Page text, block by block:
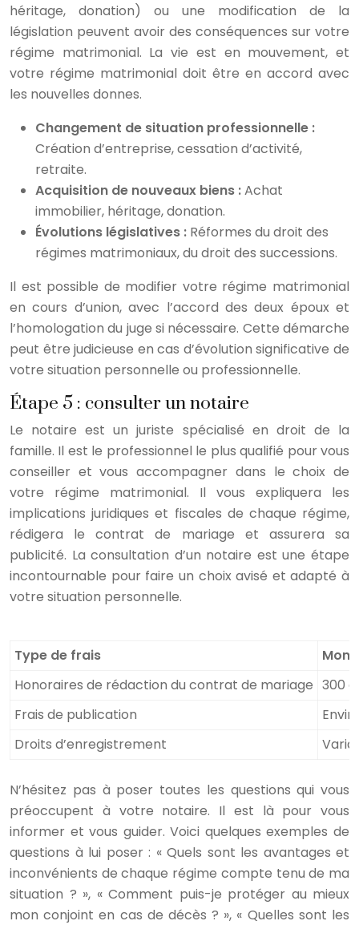
héritage, donation) ou une modification de la
législation peuvent avoir des conséquences sur votre
régime matrimonial. La vie est en mouvement, et
votre régime matrimonial doit être en accord avec
les nouvelles donnes.
Changement de situation professionnelle :
Création d’entreprise, cessation d’activité,
retraite.
Acquisition de nouveaux biens :Achat
immobilier, héritage, donation.
Évolutions législatives : Réformes du droit des
régimes matrimoniaux, du droit des successions.
Il est possible de modifier votre régime matrimonial
en cours d’union, avec l’accord des deux époux et
l’homologation du juge si nécessaire. Cette démarche
peut être judicieuse en cas d’évolution significative de
votre situation personnelle ou professionnelle.
Étape 5 : consulter un notaire
Le notaire est un juriste spécialisé en droit de la
famille. Il est le professionnel le plus qualifié pour vous
conseiller et vous accompagner dans le choix de
votre régime matrimonial. Il vous expliquera les
implications juridiques et fiscales de chaque régime,
rédigera le contrat de mariage et assurera sa
publicité. La consultation d’un notaire est une étape
incontournable pour faire un choix avisé et adapté à
votre situation personnelle.
Type de frais
Honoraires de rédaction du contrat de mariage 300
Frais de publication
Droits d’enregistrement
N’hésitez pas à poser toutes les questions qui vous
préoccupent à votre notaire. Il est là pour vous
informer et vous guider. Voici quelques exemples de
questions à lui poser : « Quels sont les avantages et
inconvénients de chaque régime compte tenu de ma
situation ? », « Comment puis-je protéger au mieux
mon conjoint en cas de décès ? », « Quelles sont les